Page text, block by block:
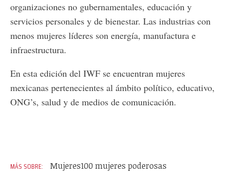
organizaciones no gubernamentales, educación y
servicios personales y de bienestar. Las industrias con
menos mujeres líderes son energía, manufactura e
infraestructura.
En esta edición del IWF se encuentran mujeres
mexicanas pertenecientes al ámbito político, educativo,
ONG’s, salud y de medios de comunicación.
Mujeres100 mujeres poderosas